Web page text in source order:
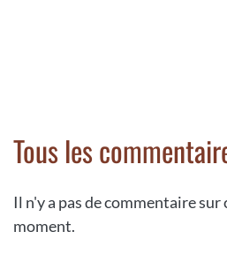
Tous les
Il n'y a pas de commentaire
moment.